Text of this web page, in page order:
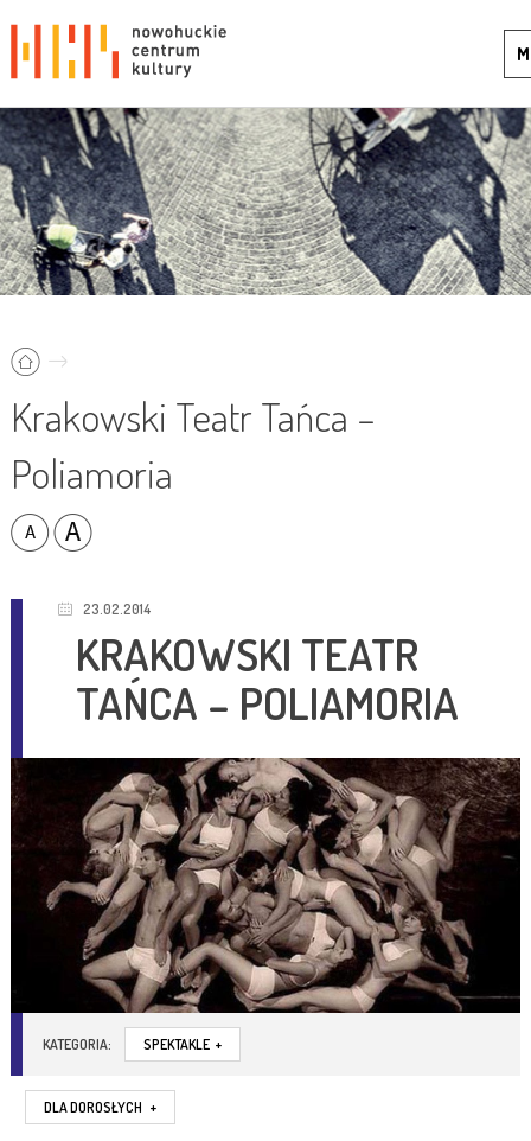
Krakowski Teatr Tańca –
Poliamoria
23.02.2014
KRAKOWSKI TEATR
TAŃCA – POLIAMORIA
KATEGORIA: SPEKTAKLE +
DLA DOROSŁYCH +